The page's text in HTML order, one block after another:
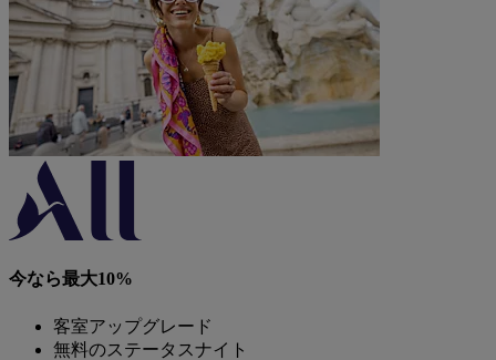
今なら最大10%
客室アップグレード
無料のステータスナイト